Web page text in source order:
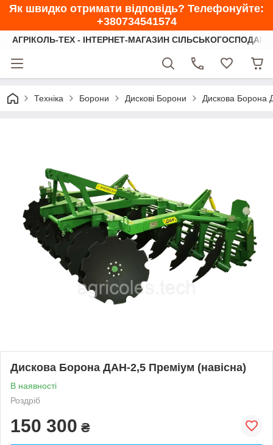
Як швидко отримати відповідь? Телефонуйте:
+380734541574
АГРІКОЛЬ-ТЕХ - ІНТЕРНЕТ-МАГАЗИН
Техніка Борони Дискові Борони Дискова Борона
Дискова Борона ДАН-2,5 Преміум (навісна)
В наявності
Роздріб
150 300 ₴